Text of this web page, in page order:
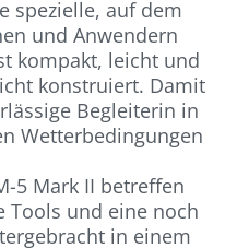
spezielle, auf dem
und Anwendern
kompakt, leicht und
konstruiert. Damit
Begleiterin in
Wetterbedingungen
5 Mark II betreffen
Tools und eine noch
in einem